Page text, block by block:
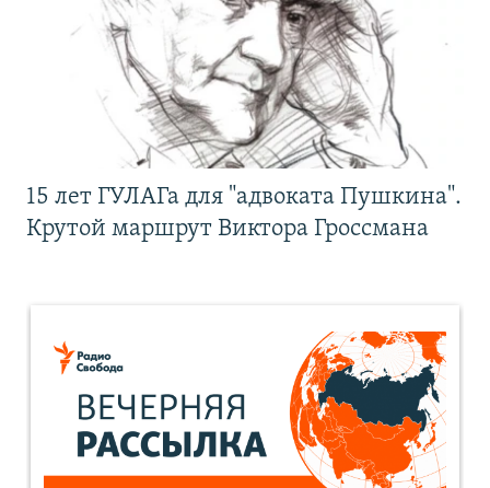
15 лет ГУЛАГа для "адвоката Пушкина".
Крутой маршрут Виктора Гроссмана